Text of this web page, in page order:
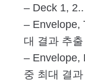
– Deck 1,
– Envelope,
대 결과 추출
– Envelope,
중 최대 결